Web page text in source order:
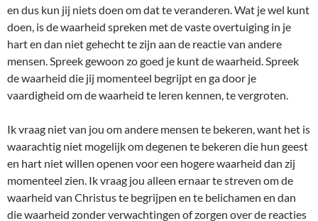
en dus kun jij niets doen om dat te veranderen. Wat je wel kunt
doen, is de waarheid spreken met de vaste overtuiging in je
hart en dan niet gehecht te zijn aan de reactie van andere
mensen. Spreek gewoon zo goed je kunt de waarheid. Spreek
de waarheid die jij momenteel begrijpt en ga door je
vaardigheid om de waarheid te leren kennen, te vergroten.
Ik vraag niet van jou om andere mensen te bekeren, want het is
waarachtig niet mogelijk om degenen te bekeren die hun geest
en hart niet willen openen voor een hogere waarheid dan zij
momenteel zien. Ik vraag jou alleen ernaar te streven om de
waarheid van Christus te begrijpen en te belichamen en dan
die waarheid zonder verwachtingen of zorgen over de reacties